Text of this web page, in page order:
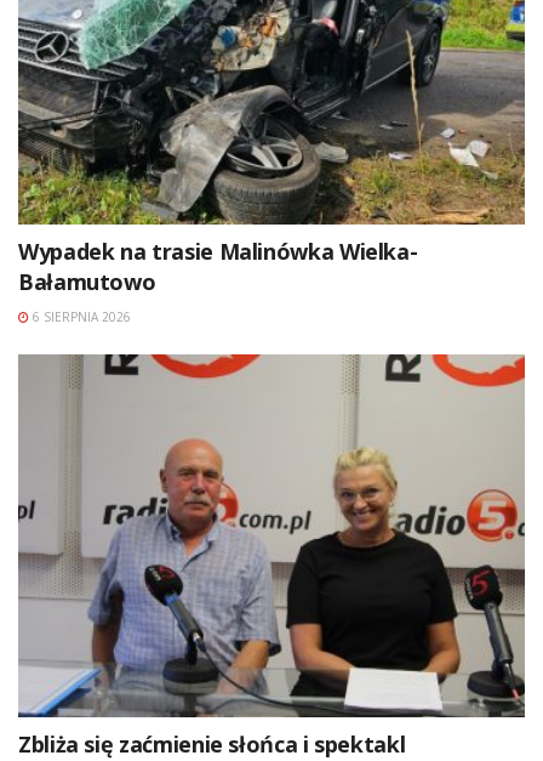
Wypadek na trasie Malinówka Wielka-
Bałamutowo
6 SIERPNIA 2026
Zbliża się zaćmienie słońca i spektakl